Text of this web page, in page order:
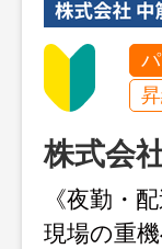
株式会
《夜勤・
現場の重